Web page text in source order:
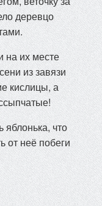
деревцо
на их месте
из завязи
кислицы, а
яблонька, что
от неё побеги